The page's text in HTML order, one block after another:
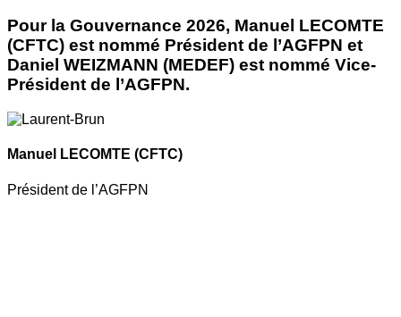
Pour la Gouvernance 2026, Manuel LECOMTE
(CFTC) est nommé Président de l’AGFPN et
Daniel WEIZMANN (MEDEF) est nommé Vice-
Président de l’AGFPN.
Manuel LECOMTE (CFTC)
Président de l’AGFPN